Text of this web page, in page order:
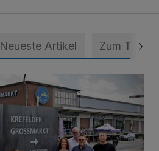
Neueste Artikel Zum Thema